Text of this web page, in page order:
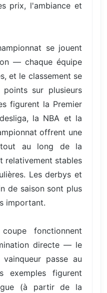
prix, l'ambiance et
se jouent
— chaque équipe
et le classement se
sur plusieurs
figurent la Premier
la NBA et la
offrent une
tout au long de la
relativement stables
Les derbys et
de saison sont plus
important.
fonctionnent
directe — le
passe au
exemples figurent
(à partir de la